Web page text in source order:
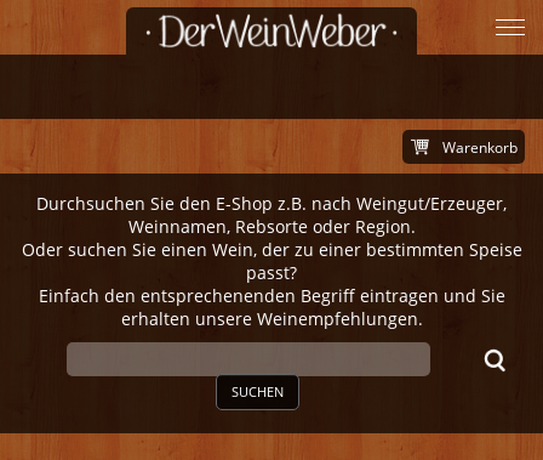
Durchsuchen Sie den E-Shop z.B. nach Weingut/Erzeuger,
Weinnamen, Rebsorte oder Region.
Oder suchen Sie einen Wein, der zu einer bestimmten Speise
passt?
Einfach den entsprechenenden Begriff eintragen und Sie
erhalten unsere Weinempfehlungen.
SUCHEN
Warenkorb